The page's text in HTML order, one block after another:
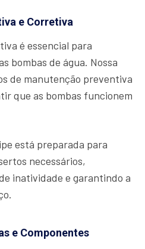
e Corretiva
é essencial para
bombas de água. Nossa
de manutenção preventiva
que as bombas funcionem
está preparada para
necessários,
inatividade e garantindo a
e Componentes